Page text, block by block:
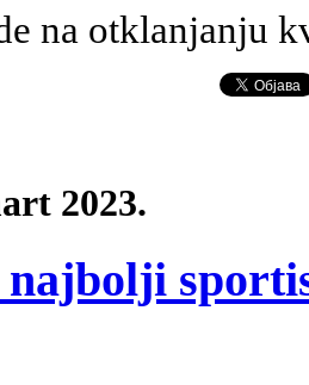
na otklanjanju
2023.